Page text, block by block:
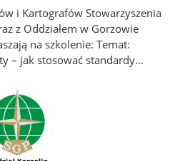
i Kartografów Stowarzyszenia
z Oddziałem w Gorzowie
na szkolenie: Temat:
– jak stosować standardy...